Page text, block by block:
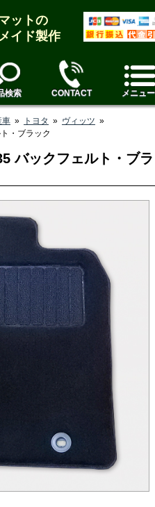
ットの
イド製作
検索 CONTACT メニュー
車 » トヨタ » ヴィッツ »
・ブラック
バックフェルト・ブラ